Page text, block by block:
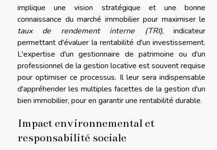
implique une vision stratégique et une bonne
connaissance du marché immobilier pour maximiser le
taux de rendement interne (TRI), indicateur
permettant d'évaluer la rentabilité d'un investissement.
L'expertise d'un gestionnaire de patrimoine ou d'un
professionnel de la gestion locative est souvent requise
pour optimiser ce processus. Il leur sera indispensable
d'appréhender les multiples facettes de la gestion d'un
bien immobilier, pour en garantir une rentabilité durable.
Impact environnemental et
responsabilité sociale